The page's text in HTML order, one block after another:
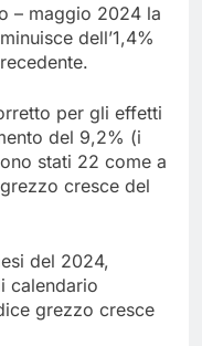
– maggio 2024 la
dell’1,4%
per gli effetti
del 9,2% (i
stati 22 come a
cresce del
del 2024,
calendario
grezzo cresce